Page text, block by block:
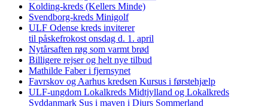
Kolding-kreds (Kellers Minde)
Svendborg-kreds Minigolf
ULF Odense kreds inviterer
til påskefrokost onsdag d. 1. april
Nytårsaften røg som varmt brød
Billigere rejser og helt nye tilbud
Mathilde Faber i fjernsynet
Favrskov og Aarhus kredsen Kursus i førstehjælp
ULF-ungdom Lokalkreds Midtjylland og Lokalkreds
Syddanmark Sus i maven i Djurs Sommerland